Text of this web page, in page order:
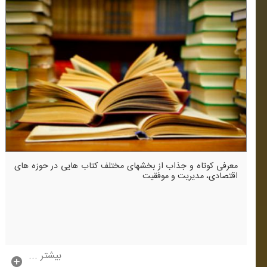
معرفی كوتاه و جذاب از بخشهای مختلف كتاب هایی در حوزه های
اقتصادی، مدیریت و موفقیت
بیشتر ...